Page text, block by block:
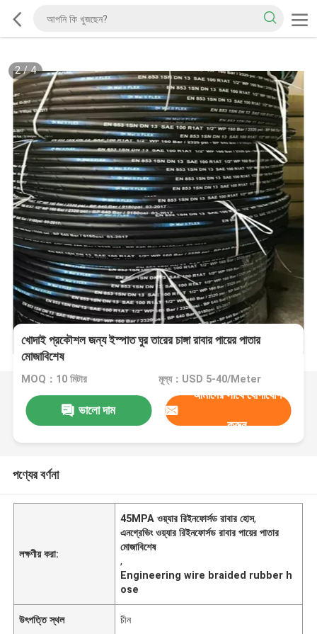
2/4
খোদাই প্রকৌশল জন্য ইস্পাত ঘুর তারের চাঙ্গা রাবার পায়ের পাতার
মোজাবিশেষ
MOQ：10 মিটার মূল্য：USD 5-40/Meter
ভালো দাম
আমাদের সাথে যোগাযোগ
করুন
পণ্যের বর্ণনা
লক্ষণীয় করা:
45MPA ওয়্যার রিইনফোর্সড রাবার হোস,
এনগ্রেভিং ওয়্যার রিইনফোর্সড রাবার পায়ের পাতার
মোজাবিশেষ
,
Engineering wire braided rubber h
ose
উৎপত্তি স্থল চীন